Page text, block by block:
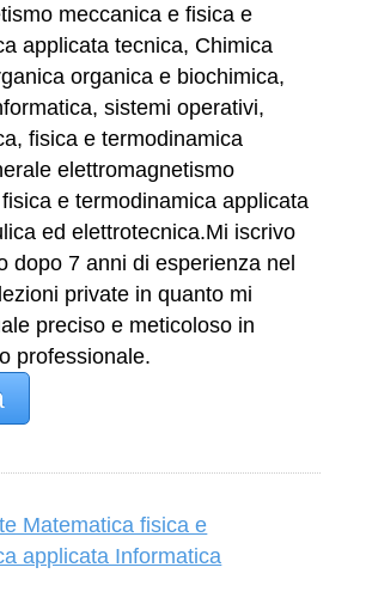
meccanica e fisica e
applicata tecnica, Chimica
organica e biochimica,
sistemi operativi,
fisica e termodinamica
elettromagnetismo
e termodinamica applicata
ed elettrotecnica.Mi iscrivo
dopo 7 anni di esperienza nel
private in quanto mi
preciso e meticoloso in
professionale.
Matematica fisica e
applicata Informatica